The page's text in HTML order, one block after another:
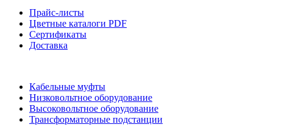
Прайс-листы
Цветные каталоги PDF
Сертификаты
Доставка
Кабельные муфты
Низковольтное оборудование
Высоковольтное оборудование
Трансформаторные подстанции